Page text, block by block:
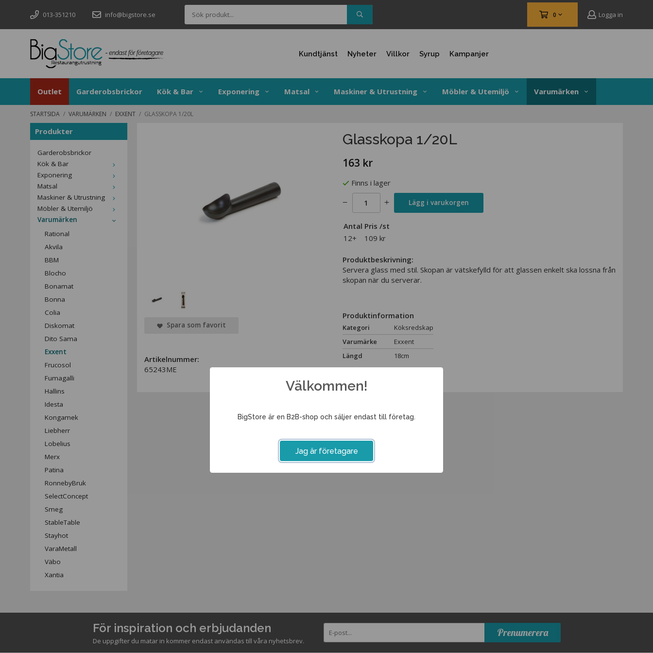
013-351210 info@bigstore.se 0 Logga in
Kundtjänst Nyheter Villkor Syrup Kampanjer
Outlet Garderobsbrickor Kök & Bar Exponering Matsal Maskiner & Utrustning Möbler & Utemiljö Varumärken
STARTSIDA / VARUMÄRKEN / EXXENT / GLASSKOPA 1/20L
Produkter
Garderobsbrickor
Kök & Bar
Exponering
Matsal
Maskiner & Utrustning
Möbler & Utemiljö
Varumärken
Rational
Akvila
BBM
Blocho
Bonamat
Bonna
Colia
Diskomat
Dito Sama
Exxent
Frucosol
Fumagalli
Hallins
Idesta
Kongamek
Liebherr
Lobelius
Merx
Patina
RonnebyBruk
SelectConcept
Smeg
StableTable
Stayhot
VaraMetall
Väbo
Xantia
Glasskopa 1/20L
163 kr
Finns i lager
Lägg i varukorgen
Antal Pris /st
12+
109 kr
Produktbeskrivning:
Servera glass med stil. Skopan är vätskefylld för att glassen enkelt ska lossna från
skopan när du serverar.
Produktinformation
Kategori
Köksredskap
Varumärke
Exxent
Längd
18cm
Spara som favorit
Artikelnummer:
65243ME
För inspiration och erbjudanden
De uppgifter du matar in kommer endast användas till våra nyhetsbrev.
Prenumerera
Välkommen!
BigStore är en B2B-shop och säljer endast till företag.
Jag är företagare